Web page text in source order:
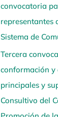
convocatoria
representantes
Sistema de
Tercera
conformación y
principales y
Consultivo del
q
u
í